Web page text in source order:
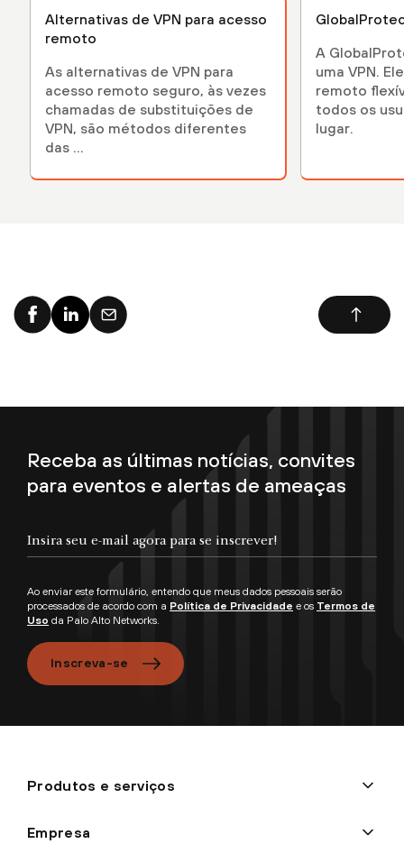
Alternativas de VPN para acesso
remoto
As alternativas de VPN para
acesso remoto seguro, às vezes
chamadas de substituições de
VPN, são métodos diferentes
das ...
A
uma VPN.
remoto
todos os
lugar.
Receba as últimas notícias, convites
para eventos e alertas de ameaças
Ao enviar este formulário, entendo que meus dados pessoais serão
processados de acordo com a Política de Privacidade e os Termos de
Uso da Palo Alto Networks.
Inscreva-se
Produtos e serviços
Empresa